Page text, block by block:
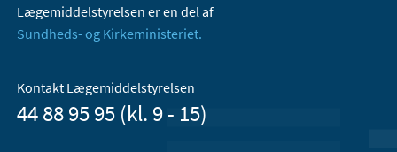
Lægemiddelstyrelsen er en del af
Sundheds- og Kirkeministeriet.
Kontakt Lægemiddelstyrelsen
44 88 95 95 (kl. 9 - 15)